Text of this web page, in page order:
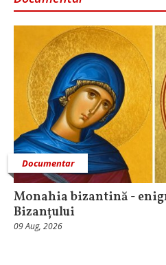
Documentar
Monahia bizantină -
Bizanțului
09 Aug, 2026